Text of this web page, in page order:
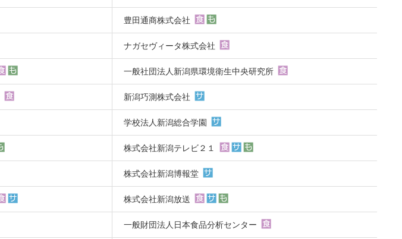
豊田通商株式会社
ナガセヴィータ株式会社
一般社団法人新潟県環境衛生中央研究所
新潟巧測株式会社
学校法人新潟総合学園
株式会社新潟テレビ２１
株式会社新潟博報堂
株式会社新潟放送
一般財団法人日本食品分析センター